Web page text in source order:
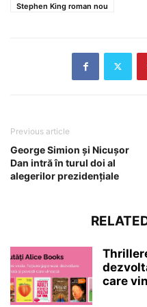
Stephen King roman nou
Previous article
George Simion și Nicușor
Dan intră în turul doi al
alegerilor prezidențiale
care